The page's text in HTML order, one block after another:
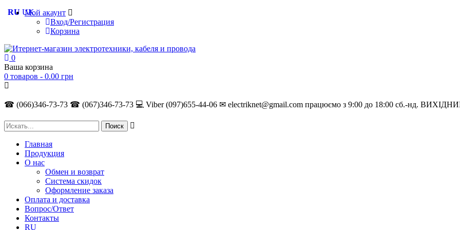
Мой акаунт
Вход/Регистрация
Корзина
0
Ваша корзина
0 товаров - 0.00 грн
☎ (066)346-73-73 ☎ (067)346-73-73 💻 Viber (097)655-44-06 ✉ electriknet@gmail.com працюємо з 9:00 до 18:00 сб.-нд.
Главная
Продукция
О нас
Обмен и возврат
Система скидок
Оформление заказа
Оплата и доставка
Вопрос/Ответ
Контакты
RU
RU UK